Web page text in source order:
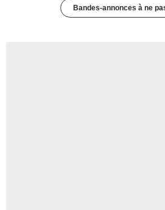
Bandes-annonces à ne